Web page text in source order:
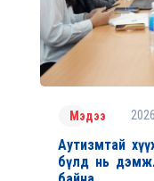
Мэдээ
Аутизмтай
бүлд нь